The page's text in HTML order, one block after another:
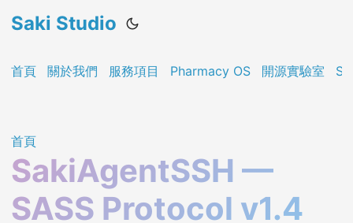
Saki Studio
首頁 關於我們 服務項目 Pharmacy OS 開源實驗室
首頁
SakiAgentSSH —
SASS Protocol v1.4